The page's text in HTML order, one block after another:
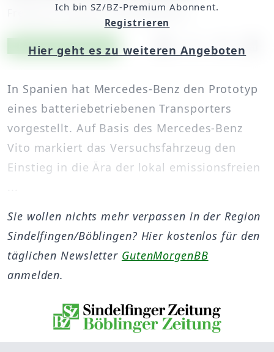
Freitag, 26. Februar 2010, 00:00 Uhr
Artikel vorlesen
Exklusiv für Abonnenten
In Spanien hat Mercedes-Benz den Prototyp
eines batteriebetriebenen Transporters
vorgestellt. Auf Basis des Mercedes-Benz
Vito markiert das Versuchsfahrzeug den
Einstieg in die Ära der lokal emissionsfreien
Ich bin SZ/BZ-Premium Abonnent.
Registrieren
Hier geht es zu weiteren Angeboten
Sie wollen nichts mehr verpassen in der Region
Sindelfingen/Böblingen? Hier kostenlos für den
täglichen Newsletter GutenMorgenBB
anmelden.